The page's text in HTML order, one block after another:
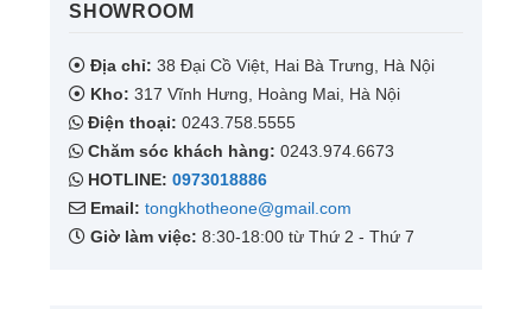
SHOWROOM​
Địa chỉ: 38 Đại Cồ Việt, Hai Bà Trưng, Hà Nội
Kho: 317 Vĩnh Hưng, Hoàng Mai, Hà Nội
Điện thoại: 0243.758.5555
Chăm sóc khách hàng: 0243.974.6673
HOTLINE: 0973018886
Email: tongkhotheone@gmail.com
Giờ làm việc: 8:30-18:00 từ Thứ 2 - Thứ 7